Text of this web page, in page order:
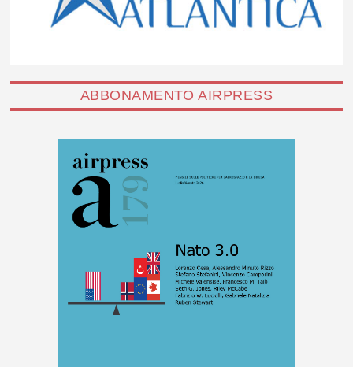
ABBONAMENTO AIRPRESS